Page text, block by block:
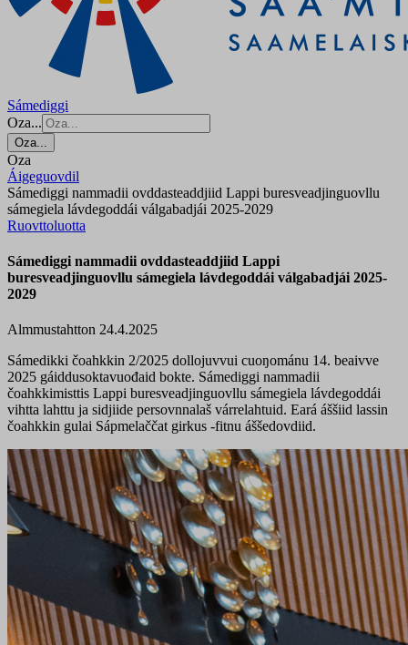
Sámediggi
Oza...
Oza...
Oza
Áigeguovdil
Sámediggi nammadii ovddasteaddjiid Lappi buresveadjinguovllu
sámegiela lávdegoddái válgabadjái 2025-2029
Ruovttoluotta
Sámediggi nammadii ovddasteaddjiid Lappi
buresveadjinguovllu sámegiela lávdegoddái válgabadjái 2025-
2029
Almmustahtton 24.4.2025
Sámedikki čoahkkin 2/2025 dollojuvvui cuoŋománu 14. beaivve
2025 gáiddusoktavuođaid bokte. Sámediggi nammadii
čoahkkimisttis Lappi buresveadjinguovllu sámegiela lávdegoddái
vihtta lahttu ja sidjiide persovnnalaš várrelahtuid. Eará áššiid lassin
čoahkkin gulai Sápmelaččat girkus -fitnu áššedovdiid.